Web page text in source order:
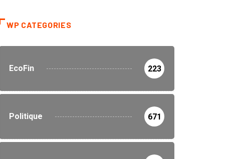
WP CATEGORIES
EcoFin 223
Politique 671